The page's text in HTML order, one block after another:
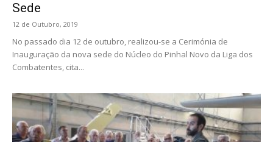
Sede
12 de Outubro, 2019
No passado dia 12 de outubro, realizou-se a Cerimónia de
Inauguração da nova sede do Núcleo do Pinhal Novo da Liga dos
Combatentes, cita...